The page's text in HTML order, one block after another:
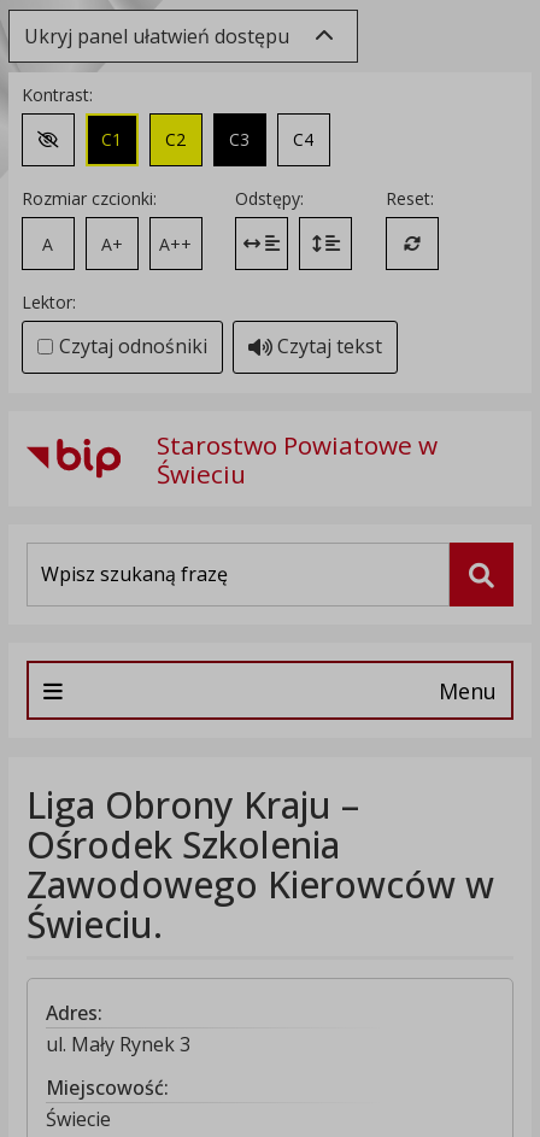
Ukryj panel ułatwień dostępu
Kontrast:
Zmień kontrast na domyślny
C1 C2 C3 C4
Rozmiar czcionki:
A
A+ A++
Odstępy:
Zmień odstęp między literami
Zmień interlinię i margines
Reset:
Przywróć
Lektor:
Czytaj odnośniki Czytaj tekst
Starostwo Powiatowe w
Świeciu
Menu
Liga Obrony Kraju –
Ośrodek Szkolenia
Zawodowego Kierowców w
Świeciu.
Adres:
ul. Mały Rynek 3
Miejscowość:
Świecie